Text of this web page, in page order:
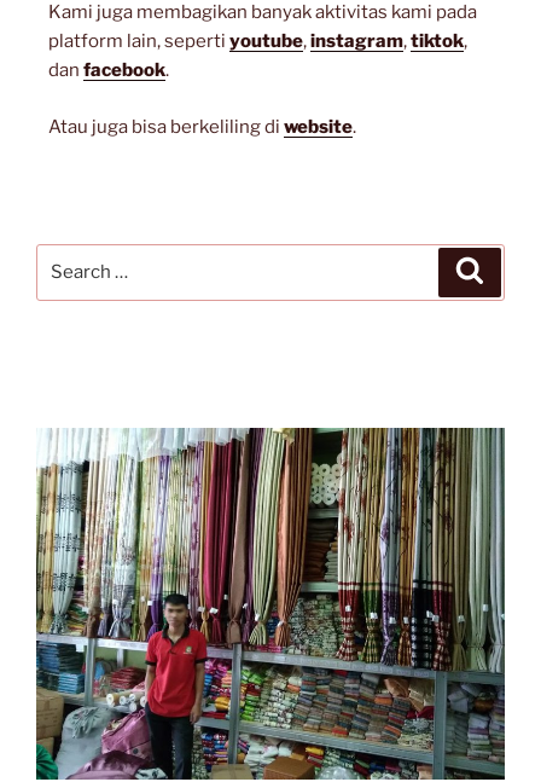
Kami juga membagikan banyak aktivitas kami pada
platform lain, seperti youtube,instagram,tiktok,
dan facebook.
Atau juga bisa berkeliling di website.